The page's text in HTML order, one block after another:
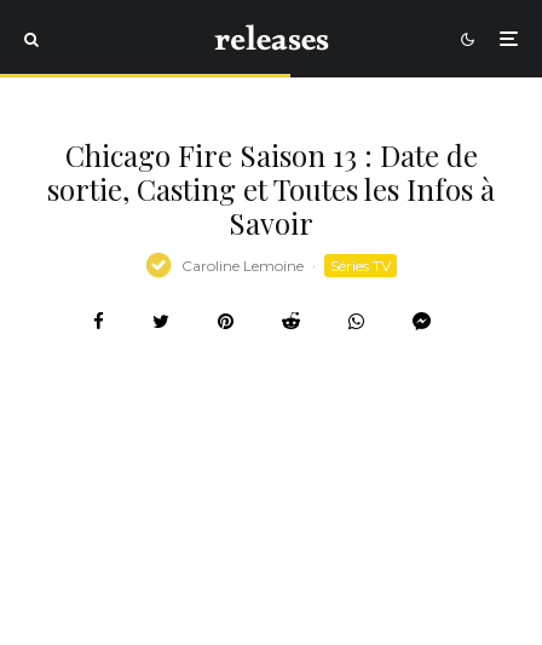
Chicago Fire Saison 13 : Date de
sortie, Casting et Toutes les Infos à
Savoir
Caroline Lemoine · Séries TV